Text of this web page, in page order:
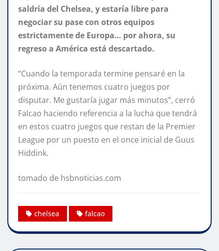
saldría del Chelsea, y estaría libre para
negociar su pase con otros equipos
estrictamente de Europa… por ahora, su
regreso a América está descartado.
“Cuando la temporada termine pensaré en la
próxima. Aún tenemos cuatro juegos por
disputar. Me gustaría jugar más minutos”, cerró
Falcao haciendo referencia a la lucha que tendrá
en estos cuatro juegos que restan de la Premier
League por un puesto en el once inicial de Guus
Hiddink.
tomado de hsbnoticias.com
chelsea falcao